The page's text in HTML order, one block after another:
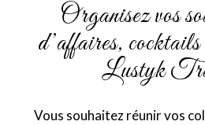
Organisez vos
d’affaires, cocktails
Lustyk
Vous souhaitez réunir vos